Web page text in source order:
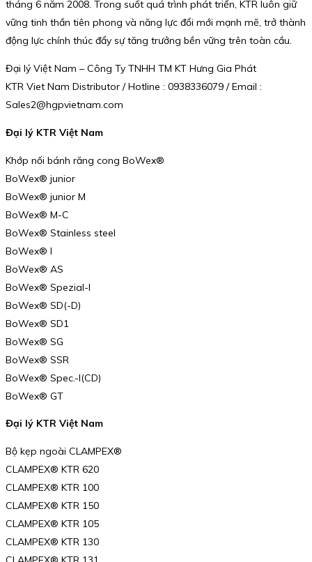
tháng 6 năm 2008. Trong suốt quá trình phát triển, KTR luôn giữ
vững tinh thần tiên phong và năng lực đổi mới mạnh mẽ, trở thành
động lực chính thúc đẩy sự tăng trưởng bền vững trên toàn cầu.
Đại lý Việt Nam – Công Ty TNHH TM KT Hưng Gia Phát
KTR Viet Nam Distributor / Hotline : 0938336079 / Email :
Sales2@hgpvietnam.com
Đại lý KTR Việt Nam
Khớp nối bánh răng cong BoWex®
BoWex® junior
BoWex® junior M
BoWex® M-C
BoWex® Stainless steel
BoWex® I
BoWex® AS
BoWex® Spezial-I
BoWex® SD(-D)
BoWex® SD1
BoWex® SG
BoWex® SSR
BoWex® Spec.-I(CD)
BoWex® GT
Đại lý KTR Việt Nam
Bộ kẹp ngoài CLAMPEX®
CLAMPEX® KTR 620
CLAMPEX® KTR 100
CLAMPEX® KTR 150
CLAMPEX® KTR 105
CLAMPEX® KTR 130